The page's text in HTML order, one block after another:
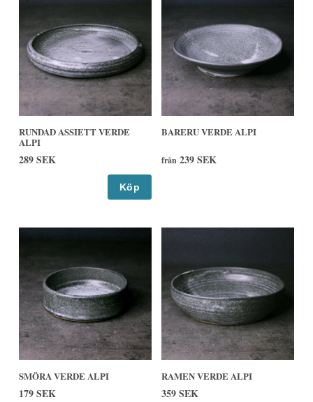
RUNDAD ASSIETT VERDE
ALPI
289 SEK
Köp
BARERU VERDE ALPI
från 239 SEK
SMÖRA VERDE ALPI
179 SEK
RAMEN VERDE ALPI
359 SEK